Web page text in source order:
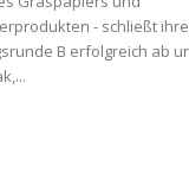
- schließt ihre
B erfolgreich ab